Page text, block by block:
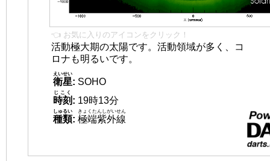
👈 お気に入りのアイコンをクリック！
活動極大期の太陽です。活動領域が多く、コ
ロナも明るいです。
衛星
えいせい
: SOHO
時刻
じこく
: 19時13分
種類
しゅるい
: 極端紫外線
きょくたんしがいせん